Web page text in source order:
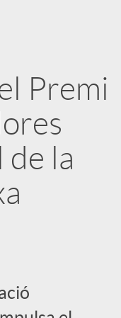
Premi
de la